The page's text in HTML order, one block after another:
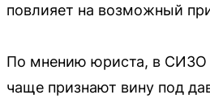
повлияет на возможный
По мнению юриста, в СИЗО
чаще признают вину под